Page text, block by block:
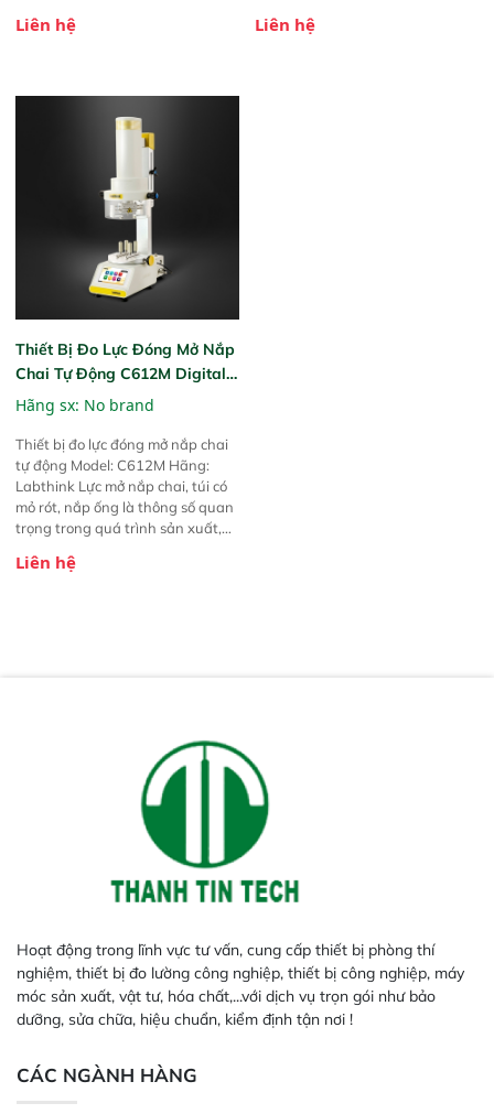
ISO 13844 or equivalent. The
1600 mm and comprises the
following components: Leak
Tightness Tester cabinet Module
for generating low pressure
according to EN1277 frame for
dimensions from Ø110 mm up to
Ø1600 mm equipped for high
pressure in case required
Liên hệ Liên hệ
Thiết Bị Đo Lực Đóng Mở Nắp
Chai Tự Động C612M Digital
Torque Tester
Hãng sx: No brand
Thiết bị đo lực đóng mở nắp chai
tự động Model: C612M Hãng:
Labthink Lực mở nắp chai, túi có
mỏ rót, nắp ống là thông số quan
trọng trong quá trình sản xuất,
chuyển hay tiêu thụ sản phẩm.
Liên hệ
Hoạt động trong lĩnh vực tư vấn, cung cấp thiết bị phòng thí
nghiệm, thiết bị đo lường công nghiệp, thiết bị công nghiệp, máy
móc sản xuất, vật tư, hóa chất,...với dịch vụ trọn gói như bảo
dưỡng, sửa chữa, hiệu chuẩn, kiểm định tận nơi !
CÁC NGÀNH HÀNG